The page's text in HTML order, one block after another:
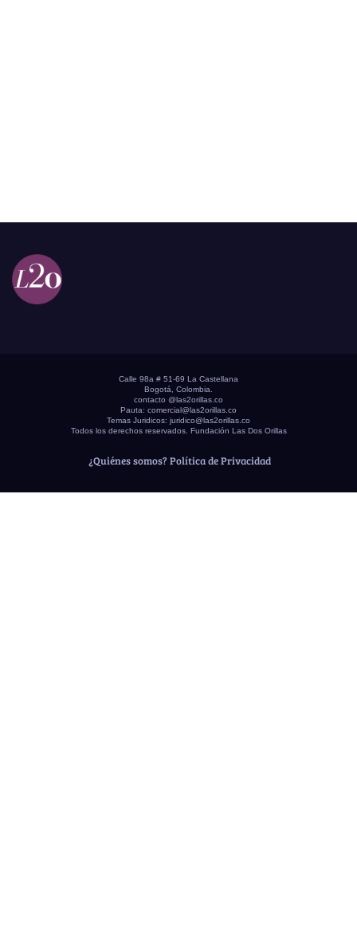
Calle 98a # 51-69 La Castellana
Bogotá, Colombia.
contacto @las2orillas.co
Pauta: comercial@las2orillas.co
Temas Juridicos: juridico@las2orillas.co
Todos los derechos reservados. Fundación Las Dos Orillas
¿Quiénes somos? Política de Privacidad